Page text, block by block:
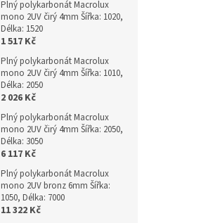
Plný polykarbonát Macrolux
mono 2UV čirý 4mm Šířka: 1020,
Délka: 1520
1 517 Kč
Plný polykarbonát Macrolux
mono 2UV čirý 4mm Šířka: 1010,
Délka: 2050
2 026 Kč
Plný polykarbonát Macrolux
mono 2UV čirý 4mm Šířka: 2050,
Délka: 3050
6 117 Kč
Plný polykarbonát Macrolux
mono 2UV bronz 6mm Šířka:
1050, Délka: 7000
11 322 Kč